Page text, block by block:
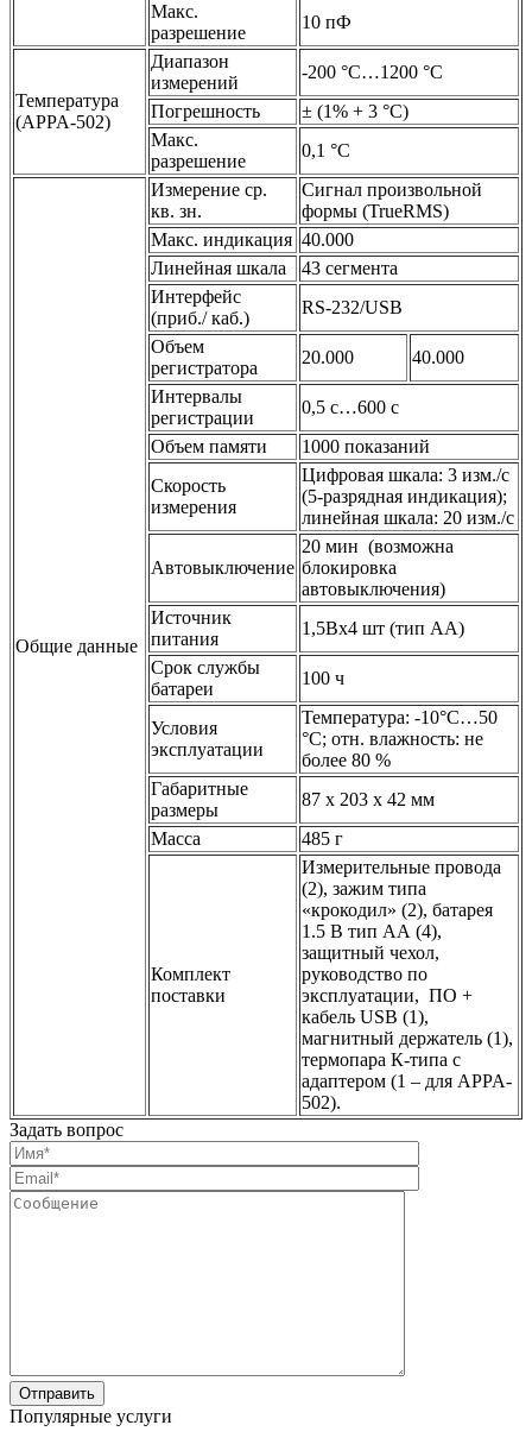
Макс.
разрешение
10 пФ
Температура
(APPA-502)
Диапазон
измерений
-200 °С…1200 °С
Погрешность
± (1% + 3 °С)
Макс.
разрешение
0,1 °С
Общие данные
Измерение ср.
кв. зн.
Сигнал произвольной
формы (TrueRMS)
Макс. индикация 40.000
Линейная шкала
43 сегмента
Интерфейс
(приб./ каб.)
RS-232/USB
Объем
регистратора
20.000
40.000
Интервалы
регистрации
0,5 с…600 с
Объем памяти
1000 показаний
Скорость
измерения
Цифровая шкала: 3 изм./с
(5-разрядная индикация);
линейная шкала: 20 изм./с
Автовыключение
20 мин (возможна
блокировка
автовыключения)
Источник
питания
1,5Вх4 шт (тип АА)
Срок службы
батареи
100 ч
Условия
эксплуатации
Температура: -10°С…50
°С; отн. влажность: не
более 80 %
Габаритные
размеры
87 х 203 х 42 мм
Масса
485 г
Комплект
поставки
Измерительные провода
(2), зажим типа
«крокодил» (2), батарея
1.5 В тип АА (4),
защитный чехол,
руководство по
эксплуатации, ПО +
кабель USB (1),
магнитный держатель (1),
термопара К-типа c
адаптером (1 – для APPA-
502).
Задать вопрос
Популярные услуги